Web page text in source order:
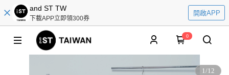
and ST TW
下載APP立即領300券
開啟APP
0
1/12